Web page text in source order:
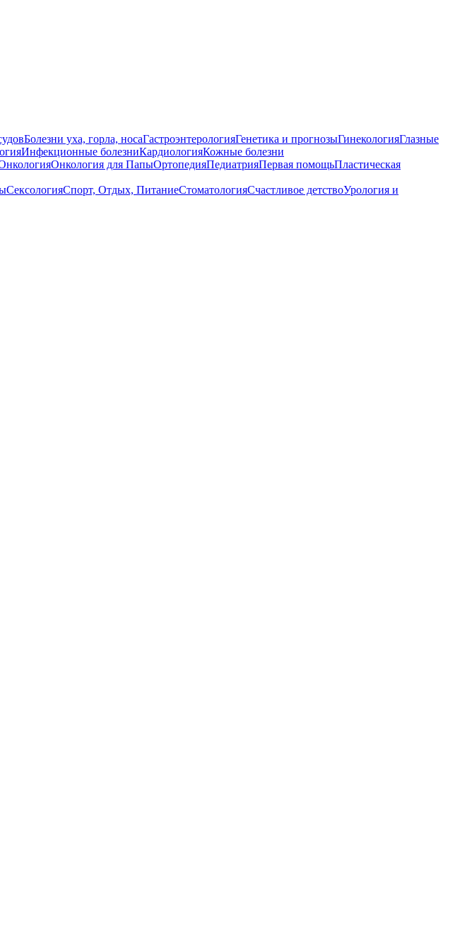
Болезни уха, горла, носаГастроэнтерологияГенетика и прогнозыГинекологияГлазные
Инфекционные болезниКардиологияКожные болезни
Онкология для ПапыОртопедияПедиатрияПервая помощьПластическая
СексологияСпорт, Отдых, ПитаниеСтоматологияСчастливое детствоУрология и